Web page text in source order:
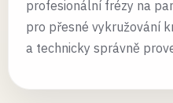
profesionální frézy na
pro přesné vykružování
a technicky správně